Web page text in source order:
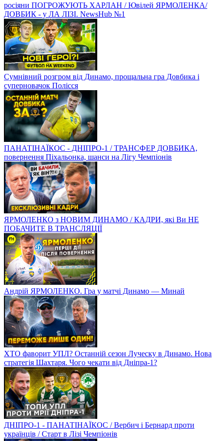
росіяни ПОГРОЖУЮТЬ ХАРЛАН / Ювілей ЯРМОЛЕНКА/
ДОВБИК - у ЛА ЛІЗІ. NewsHub №1
Сумнівний розгром від Динамо, прощальна гра Довбика і
суперновачок Полісся
ПАНАТІНАЇКОС - ДНІПРО-1 / ТРАНСФЕР ДОВБИКА,
повернення Піхальонка, шанси на Лігу Чемпіонів
ЯРМОЛЕНКО з НОВИМ ДИНАМО / КАДРИ, які Ви НЕ
ПОБАЧИТЕ В ТРАНСЛЯЦІЇ
Андрій ЯРМОЛЕНКО. Гра у матчі Динамо — Минай
ХТО фаворит УПЛ? Останній сезон Луческу в Динамо. Нова
стратегія Шахтаря. Чого чекати від Дніпра-1?
ДНІПРО-1 - ПАНАТІНАЇКОС / Вербич і Бернард проти
українців / Старт в Лізі Чемпіонів